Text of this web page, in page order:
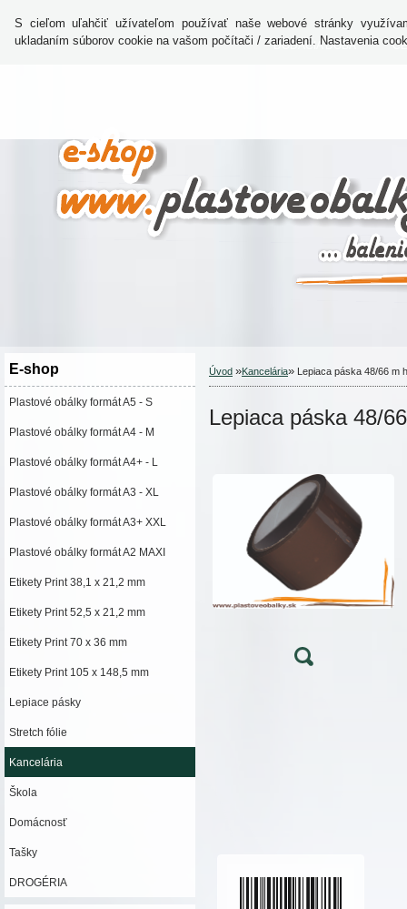
S cieľom uľahčiť užívateľom používať naše webové stránky
ukladaním súborov cookie na vašom počítači / zariadení. Nastavenia
DODACIA DOBA
E-shop
Plastové obálky formát A5 - S
Plastové obálky formát A4 - M
Plastové obálky formát A4+ - L
Plastové obálky formát A3 - XL
Plastové obálky formát A3+ XXL
Plastové obálky formát A2 MAXI
Etikety Print 38,1 x 21,2 mm
Etikety Print 52,5 x 21,2 mm
Etikety Print 70 x 36 mm
Etikety Print 105 x 148,5 mm
Lepiace pásky
Stretch fólie
Kancelária
Škola
Domácnosť
Tašky
DROGÉRIA
Úvod »Kancelária» Lepiaca páska 48/66 m
Lepiaca páska 48/